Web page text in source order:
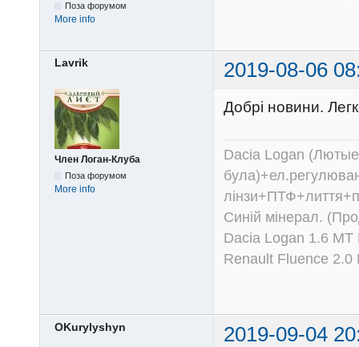
Поза форумом
More info
Lavrik 2019-08-06
Член Логан-Клуба
Поза форумом
More info
Добрі новини.
Dacia Logan
Синій мінерал.
Dacia Logan 1.6 MT
Renault Fluence
OKurylyshyn 2019-09-04